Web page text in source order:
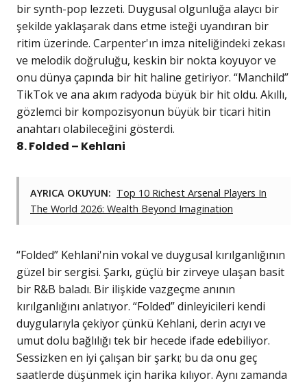
bir synth-pop lezzeti. Duygusal olgunluğa alaycı bir
şekilde yaklaşarak dans etme isteği uyandıran bir
ritim üzerinde. Carpenter'ın imza niteliğindeki zekası
ve melodik doğruluğu, keskin bir nokta koyuyor ve
onu dünya çapında bir hit haline getiriyor. “Manchild”
TikTok ve ana akım radyoda büyük bir hit oldu. Akıllı,
gözlemci bir kompozisyonun büyük bir ticari hitin
anahtarı olabileceğini gösterdi.
8. Folded – Kehlani
AYRICA OKUYUN: Top 10 Richest Arsenal Players In
The World 2026: Wealth Beyond Imagination
“Folded” Kehlani'nin vokal ve duygusal kırılganlığının
güzel bir sergisi. Şarkı, güçlü bir zirveye ulaşan basit
bir R&B baladı. Bir ilişkide vazgeçme anının
kırılganlığını anlatıyor. “Folded” dinleyicileri kendi
duygularıyla çekiyor çünkü Kehlani, derin acıyı ve
umut dolu bağlılığı tek bir hecede ifade edebiliyor.
Sessizken en iyi çalışan bir şarkı; bu da onu geç
saatlerde düşünmek için harika kılıyor. Aynı zamanda